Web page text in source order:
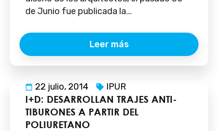
de Junio fue publicada la...
Leer más
22 julio, 2014 IPUR
I+D: DESARROLLAN TRAJES ANTI-
TIBURONES A PARTIR DEL
POLIURETANO